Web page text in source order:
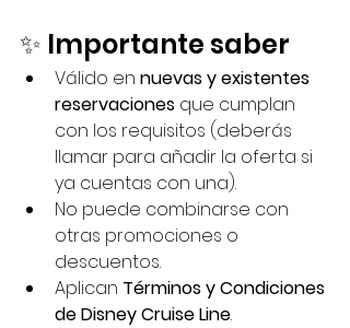
✨ Importante saber
Válido en nuevas y existentes
reservaciones que cumplan
con los requisitos (deberás
llamar para añadir la oferta si
ya cuentas con una).
No puede combinarse con
otras promociones o
descuentos.
Aplican Términos y Condiciones
de Disney Cruise Line.